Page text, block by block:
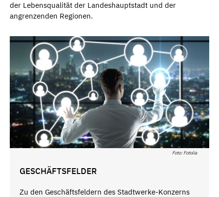
der Lebensqualität der Landeshauptstadt und der
angrenzenden Regionen.
Foto: Fotolia
GESCHÄFTSFELDER
Zu den Geschäftsfeldern des Stadtwerke-Konzerns